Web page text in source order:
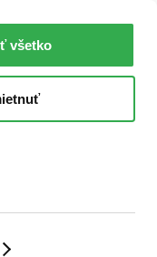
všetko